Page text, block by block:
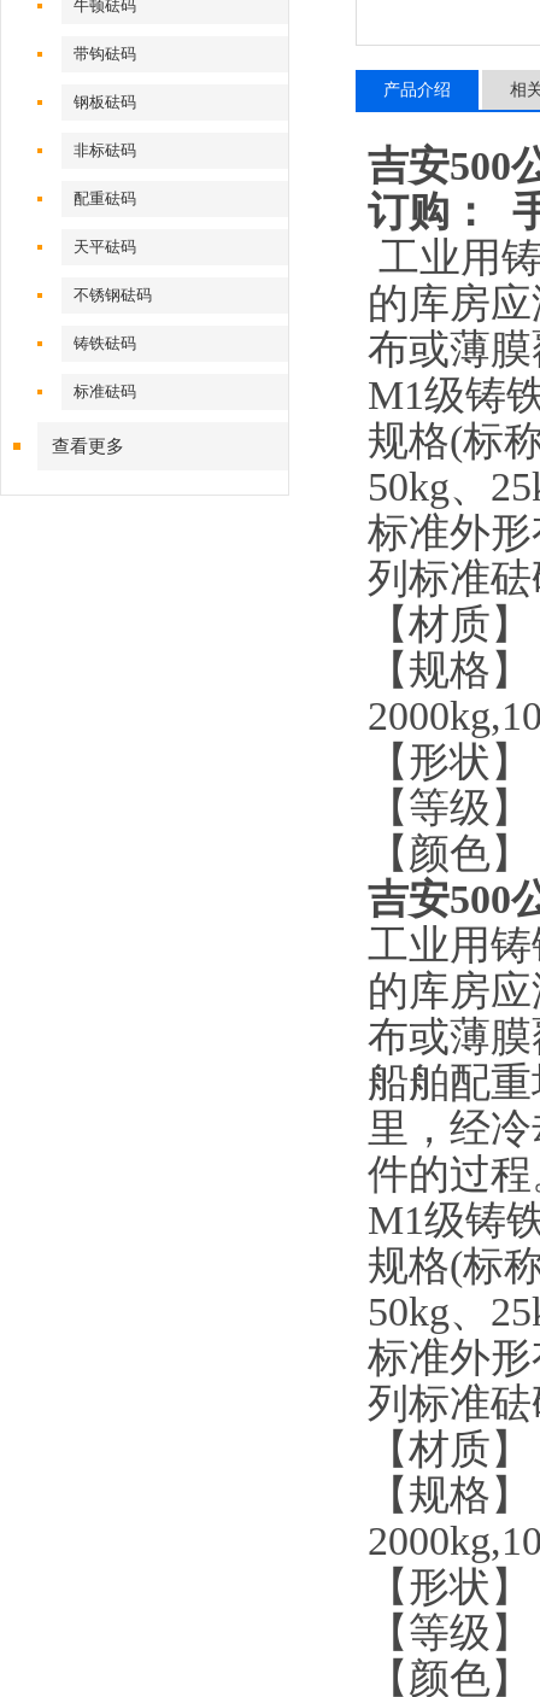
牛顿砝码
带钩砝码
钢板砝码
非标砝码
配重砝码
天平砝码
不锈钢砝码
铸铁砝码
标准砝码
查看更多
产品介绍 相
吉安500
订购：
工业用
的库房
布或薄
M1级铸
规格(标
50kg、
标准外
列标准
【材质
【规格
【形状
【等级
【颜色
吉安500
工业用
的库房
布或薄
船舶配
里，经
件的过
M1级铸
规格(标
50kg、
标准外
列标准
【材质
【规格
【形状
【等级
【颜色